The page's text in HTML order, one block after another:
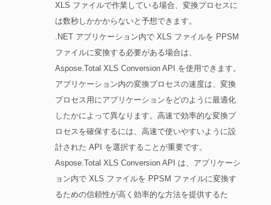
XLS ファイルで作業している場合、変換プロセスに
は数秒しかかからないと予想できます。
.NET アプリケーション内で XLS ファイルを PPSM
ファイルに変換する必要がある場合は、
Aspose.Total XLS Conversion API を使用できます。
アプリケーション内の変換プロセスの速度は、変換
プロセス用にアプリケーションをどのように最適化
したかによって異なります。高速で効率的な変換プ
ロセスを確保するには、高速で使いやすいように設
計された API を選択することが重要です。
Aspose.Total XLS Conversion API は、アプリケーシ
ョン内で XLS ファイルを PPSM ファイルに変換す
るための信頼性が高く効率的な方法を提供するた